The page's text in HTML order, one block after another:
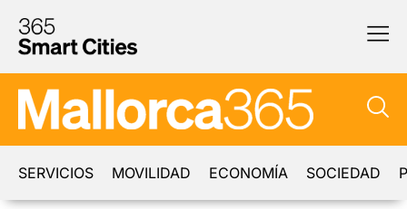
SERVICIOS MOVILIDAD ECONOMÍA SOCIEDAD